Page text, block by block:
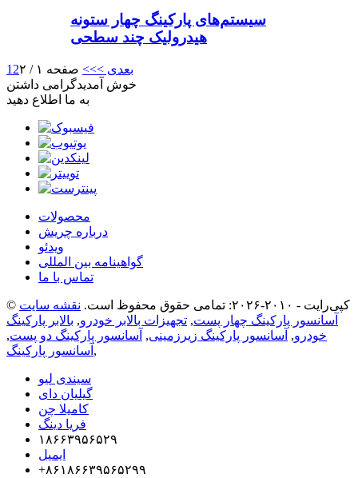
سیستم‌های پارکینگ چهار ستونه
هیدرولیک چند سطحی
1 2 بعدی >>> صفحه ۱ / ۲
خوش آمدیدگرامی داشتن
به ما اطلاع دهید
محصولات
درباره چریش
ویدئو
گواهینامه بین المللی
تماس با ما
© کپی‌رایت - ۲۰۱۰-۲۰۲۶: تمامی حقوق محفوظ است.
نقشه سایت
آسانسور پارکینگ چهار پست, تجهیزات بالابر خودرو, بالابر پارکینگ
خودرو, آسانسور پارکینگ زیرزمینی, آسانسور پارکینگ دو پست,
آسانسور پارکینگ ,
سیندی لیو
گیلیان دای
کامیلا چن
فریا دینگ
۱۸۶۶۳۹۵۶۵۲۹
ایمیل
‎+۸۶۱۸۶۶۳۹۵۶۵۲۹۹‎